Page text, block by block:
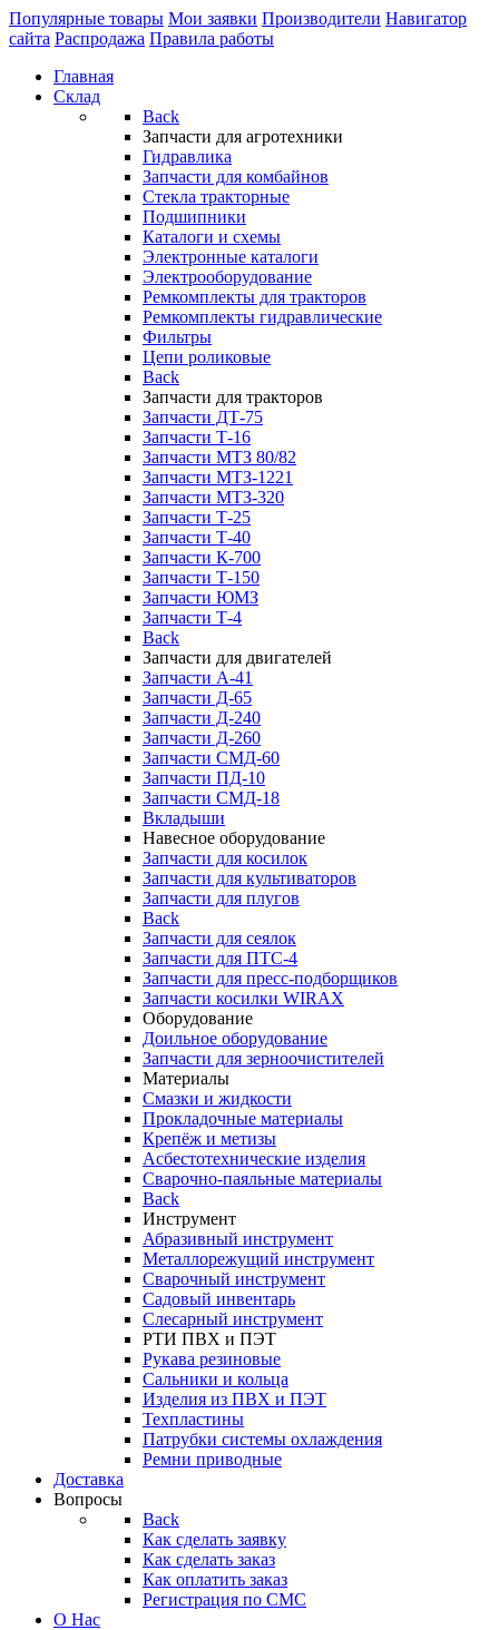
Популярные товары Мои заявки Производители Навигатор
сайта Распродажа Правила работы
Главная
Склад
Back
Запчасти для агротехники
Гидравлика
Запчасти для комбайнов
Стекла тракторные
Подшипники
Каталоги и схемы
Электронные каталоги
Электрооборудование
Ремкомплекты для тракторов
Ремкомплекты гидравлические
Фильтры
Цепи роликовые
Back
Запчасти для тракторов
Запчасти ДТ-75
Запчасти Т-16
Запчасти МТЗ 80/82
Запчасти МТЗ-1221
Запчасти МТЗ-320
Запчасти Т-25
Запчасти Т-40
Запчасти К-700
Запчасти Т-150
Запчасти ЮМЗ
Запчасти Т-4
Back
Запчасти для двигателей
Запчасти А-41
Запчасти Д-65
Запчасти Д-240
Запчасти Д-260
Запчасти СМД-60
Запчасти ПД-10
Запчасти СМД-18
Вкладыши
Навесное оборудование
Запчасти для косилок
Запчасти для культиваторов
Запчасти для плугов
Back
Запчасти для сеялок
Запчасти для ПТС-4
Запчасти для пресс-подборщиков
Запчасти косилки WIRAX
Оборудование
Доильное оборудование
Запчасти для зерноочистителей
Материалы
Смазки и жидкости
Прокладочные материалы
Крепёж и метизы
Асбестотехнические изделия
Сварочно-паяльные материалы
Back
Инструмент
Абразивный инструмент
Металлорежущий инструмент
Сварочный инструмент
Садовый инвентарь
Слесарный инструмент
РТИ ПВХ и ПЭТ
Рукава резиновые
Сальники и кольца
Изделия из ПВХ и ПЭТ
Техпластины
Патрубки системы охлаждения
Ремни приводные
Доставка
Вопросы
Back
Как сделать заявку
Как сделать заказ
Как оплатить заказ
Регистрация по СМС
О Нас